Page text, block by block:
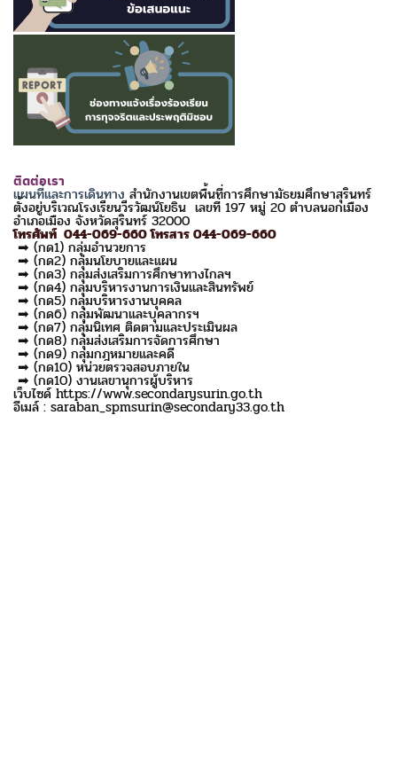
ติดต่อเรา
แผนที่และการเดินทางสำนักงานเขตพื้นที่การศึกษามัธยมศึกษาสุรินทร์
ตั้งอยู่บริเวณโรงเรียนวีรวัฒน์โยธิน เลขที่ 197 หมู่ 20 ตำบลนอกเมือง
อำเภอเมือง จังหวัดสุรินทร์ 32000
โทรศัพท์ 044-069-660 โทรสาร 044-069-660
➡ (กด1) กลุ่มอำนวยการ
➡ (กด2) กลุ่มนโยบายและแผน
➡ (กด3) กลุ่มส่งเสริมการศึกษาทางไกลฯ
➡ (กด4) กลุ่มบริหารงานการเงินและสินทรัพย์
➡ (กด5) กลุ่มบริหารงานบุคคล
➡ (กด6) กลุ่มพัฒนาและบุคลากรฯ
➡ (กด7) กลุ่มนิเทศ ติดตามและประเมินผล
➡ (กด8) กลุ่มส่งเสริมการจัดการศึกษา
➡ (กด9) กลุ่มกฎหมายและคดี
➡ (กด10) หน่วยตรวจสอบภายใน
➡ (กด10) งานเลขานุการผู้บริหาร
เว็บไซด์ https://www.secondarysurin.go.th
อีเมล์ : saraban_spmsurin@secondary33.go.th